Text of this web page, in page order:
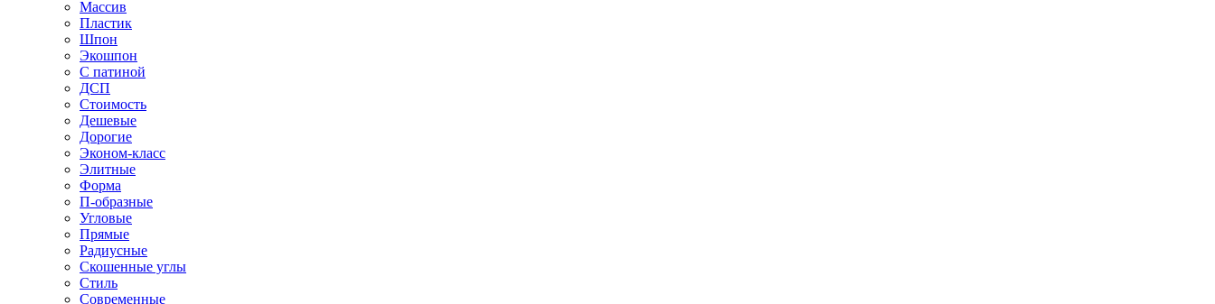
Массив
Пластик
Шпон
Экошпон
С патиной
ДСП
Стоимость
Дешевые
Дорогие
Эконом-класс
Элитные
Форма
П-образные
Угловые
Прямые
Радиусные
Скошенные углы
Стиль
Современные